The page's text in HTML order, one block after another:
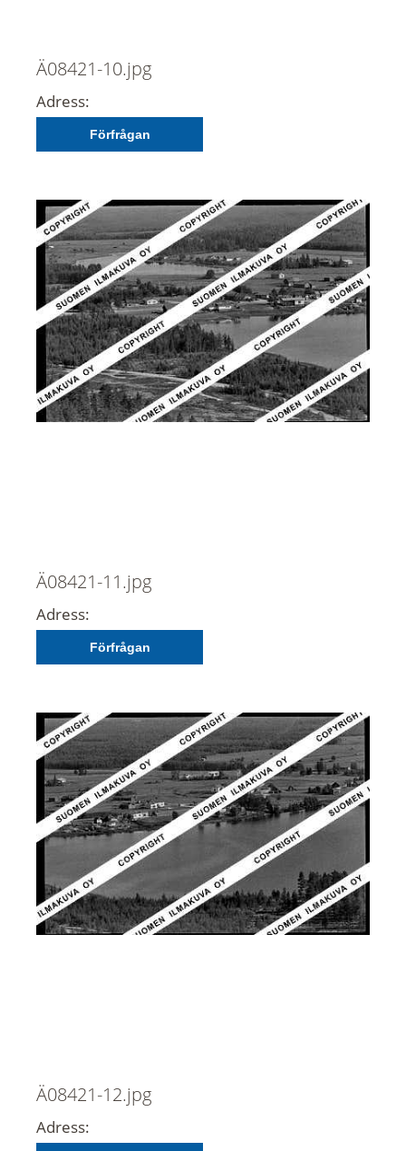
Ä08421-10.jpg
Adress:
Förfrågan
Ä08421-11.jpg
Adress:
Förfrågan
Ä08421-12.jpg
Adress: